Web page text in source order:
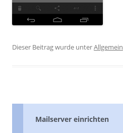
Dieser Beitrag wurde unterAllgemein
Mailserver einrichten